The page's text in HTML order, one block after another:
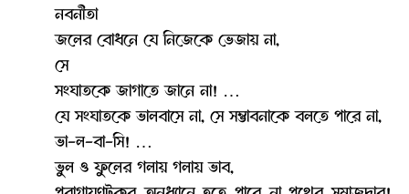
নবনীতা
জলের বোধনে যে নিজেকে ভেজায় না,
সে
সংঘাতকে জাগাতে জানে না! …
যে সংঘাতকে ভালবাসে না, সে সম্ভাবনাকে বলতে পারে না,
ভা-ল-বা-সি! …
ভুল ও ফুলের গলায় গলায় ভাব,